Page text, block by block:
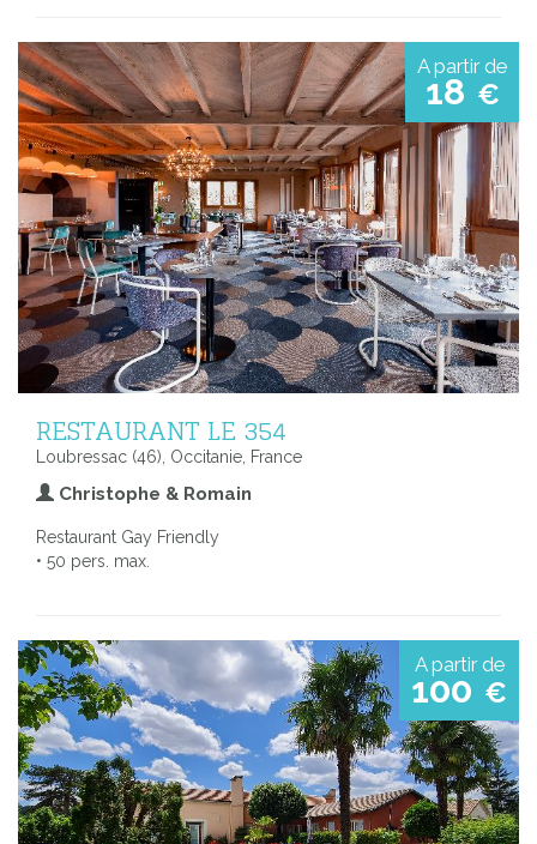
A partir de
18 €
RESTAURANT LE 354
Loubressac (46), Occitanie, France
Christophe & Romain
Restaurant Gay Friendly
• 50 pers. max.
A partir de
100 €